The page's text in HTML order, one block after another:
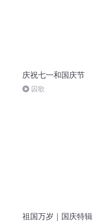
庆祝七一和国庆节
囚歌
祖国万岁｜国庆特辑